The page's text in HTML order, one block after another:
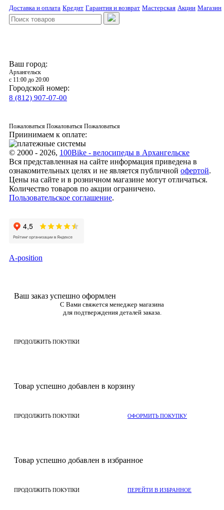
Доставка и оплата Кредит Гарантия и возврат Мастерская Акции Магазин
Ваш город:
Архангельск
с 11:00 до 20:00
Городской номер:
8 (812) 907-07-00
Пожаловаться Пожаловаться Пожаловаться
Приинимаем к оплате:
© 2000 - 2026, 100Bike - велосипеды в Архангельске
Вся представленная на сайте информация приведена в
ознакомительных целях и не является публичной офертой.
Цены на сайте и в розничном магазине могут отличаться.
Количество товаров по акции ограничено.
Пользовательское соглашение.
A-position
Ваш заказ успешно оформлен
С Вами свяжется менеджер магазина
для подтверждения деталей заказа.
ПРОДОЛЖИТЬ ПОКУПКИ
Товар успешно добавлен в корзину
ПРОДОЛЖИТЬ ПОКУПКИ ОФОРМИТЬ ПОКУПКУ
Товар успешно добавлен в избранное
ПРОДОЛЖИТЬ ПОКУПКИ ПЕРЕЙТИ В ИЗБРАННОЕ